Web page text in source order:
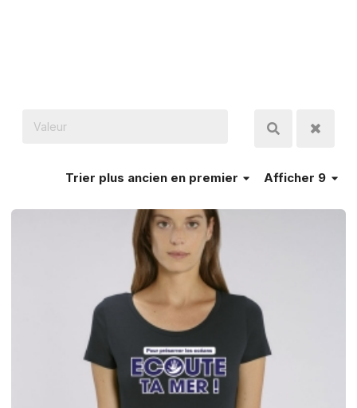
Afficher 9
Trier plus ancien en premier